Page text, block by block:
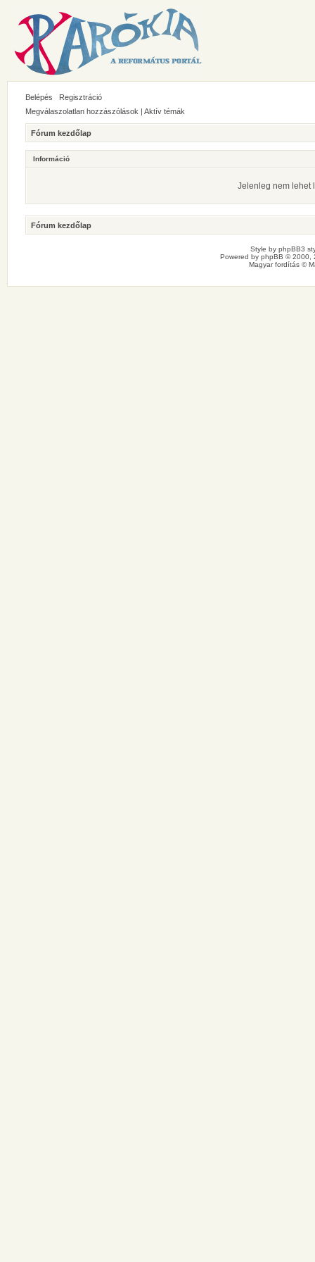
Belépés
Regisztráció
Megválaszolatlan hozzászólások | Aktív témák
Fórum kezdőlap
Információ
Jelenleg nem lehet
Fórum kezdőlap
Style by phpBB3
Powered by phpBB © 2000,
Magyar fordítás ©